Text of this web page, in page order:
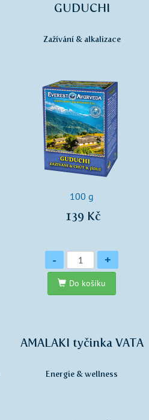
GUDUCHI
Zažívání & alkalizace
100 g
139 Kč
Množství
- +
Do košíku
AMALAKI tyčinka VATA
Energie & wellness